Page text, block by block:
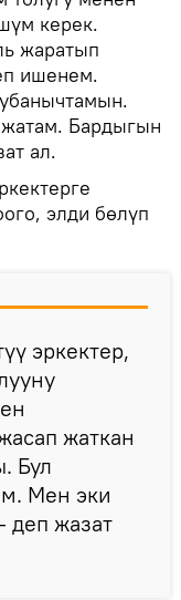
керек.
жаратып
ишенем.
Бардыгын
ал.
элди бөлүп
эркектер,
жаткан
Бул
Мен эки
деп жазат